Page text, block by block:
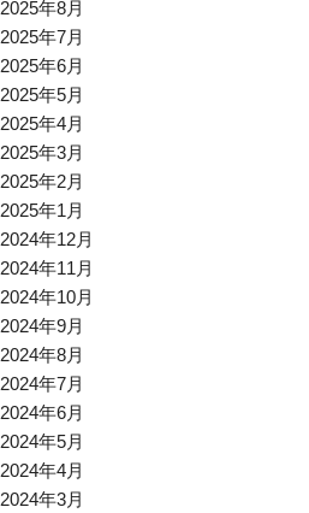
2025年8月
2025年7月
2025年6月
2025年5月
2025年4月
2025年3月
2025年2月
2025年1月
2024年12月
2024年11月
2024年10月
2024年9月
2024年8月
2024年7月
2024年6月
2024年5月
2024年4月
2024年3月